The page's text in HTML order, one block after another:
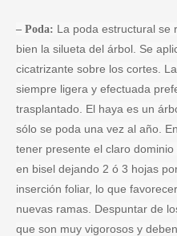
– Poda: La poda estructural se
bien la silueta del árbol. Se
cicatrizante sobre los cortes.
siempre ligera y efectuada
trasplantado. El haya es un
sólo se poda una vez al año.
tener presente el claro
en bisel dejando 2 ó 3 hojas
inserción foliar, lo que
nuevas ramas. Despuntar de
que son muy vigorosos y